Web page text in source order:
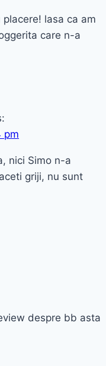
lasa ca am
care n-a
pm
nici Simo n-a
griji, nu sunt
despre bb asta